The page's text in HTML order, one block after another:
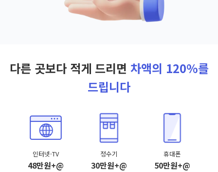
다른 곳보다 적게 드리면 차액의 120%를
드립니다
인터넷·TV
48만원+@
정수기
30만원+@
휴대폰
50만원+@